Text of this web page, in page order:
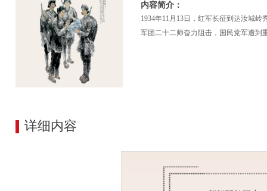
内容简介：
1934年11月13日，红军长征到达汝城
军团二十二师奋力阻击，国民党军遭到
详细内容